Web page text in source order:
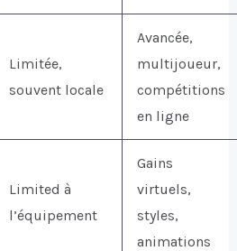
Limitée,
souvent locale
Avancée,
multijoueur,
compétitions
en ligne
Limited à
l’équipement
Gains
virtuels,
styles,
animations